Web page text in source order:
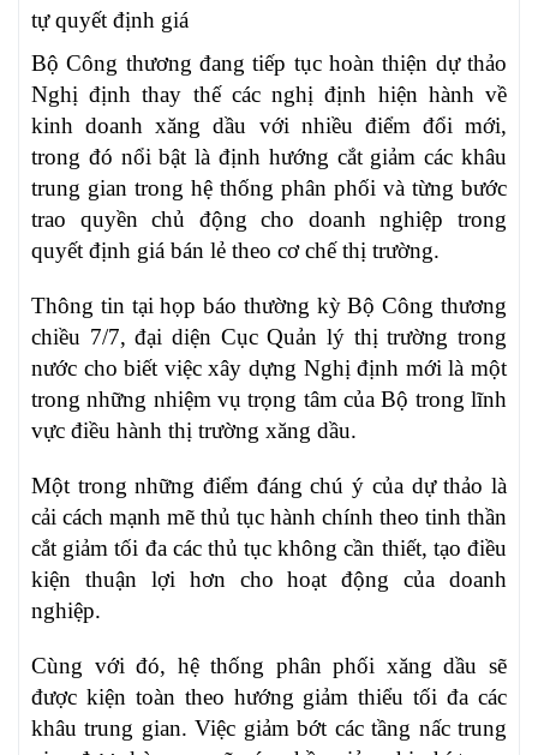
tự quyết định giá
Bộ Công thương đang tiếp tục hoàn thiện dự thảo
Nghị định thay thế các nghị định hiện hành về
kinh doanh xăng dầu với nhiều điểm đổi mới,
trong đó nổi bật là định hướng cắt giảm các khâu
trung gian trong hệ thống phân phối và từng bước
trao quyền chủ động cho doanh nghiệp trong
quyết định giá bán lẻ theo cơ chế thị trường.
Thông tin tại họp báo thường kỳ Bộ Công thương
chiều 7/7, đại diện Cục Quản lý thị trường trong
nước cho biết việc xây dựng Nghị định mới là một
trong những nhiệm vụ trọng tâm của Bộ trong lĩnh
vực điều hành thị trường xăng dầu.
Một trong những điểm đáng chú ý của dự thảo là
cải cách mạnh mẽ thủ tục hành chính theo tinh thần
cắt giảm tối đa các thủ tục không cần thiết, tạo điều
kiện thuận lợi hơn cho hoạt động của doanh
nghiệp.
Cùng với đó, hệ thống phân phối xăng dầu sẽ
được kiện toàn theo hướng giảm thiểu tối đa các
khâu trung gian. Việc giảm bớt các tầng nấc trung